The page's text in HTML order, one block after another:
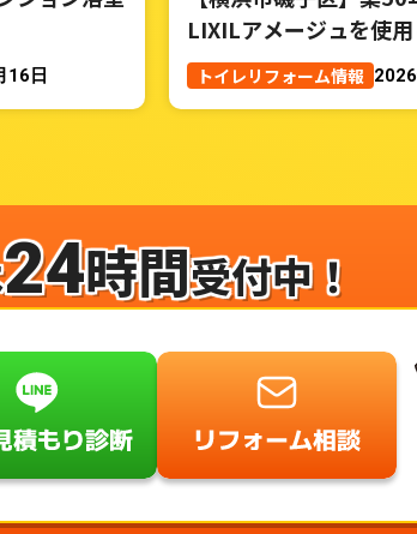
16日
LIXILアメージュを使
ォーム事例
トイレリフォーム情報
24時間受付中！